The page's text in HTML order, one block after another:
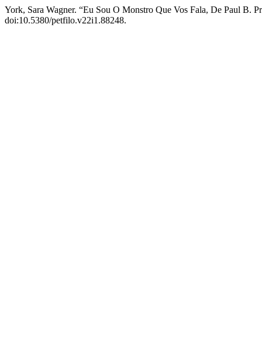
York, Sara Wagner. “Eu Sou O Monstro Que Vos Fala, De Paul B.
doi:10.5380/petfilo.v22i1.88248.